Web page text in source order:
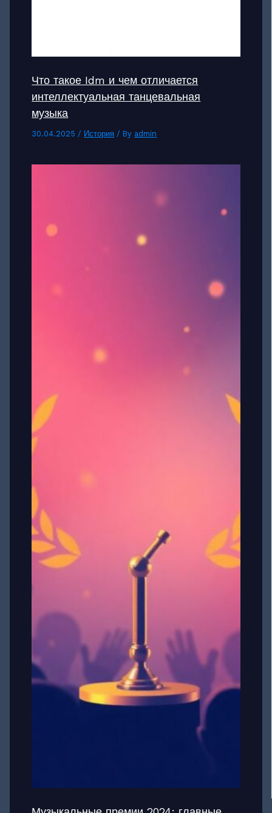
Что такое Idm и чем отличается
интеллектуальная танцевальная
музыка
30.04.2025 / История / By admin